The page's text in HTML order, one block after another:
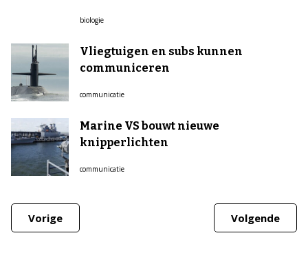
biologie
Vliegtuigen en subs kunnen
communiceren
communicatie
Marine VS bouwt nieuwe
knipperlichten
communicatie
Vorige Volgende